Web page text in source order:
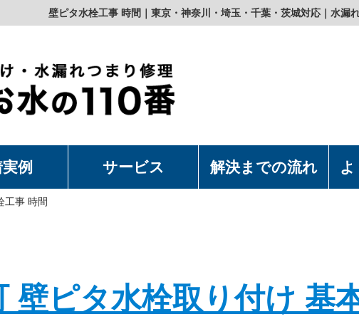
壁ピタ水栓工事 時間｜東京・神奈川・埼玉・千葉・茨城対応｜水漏
例 サービス 解決までの流れ
工事 時間
壁ピタ水栓取り付け 基